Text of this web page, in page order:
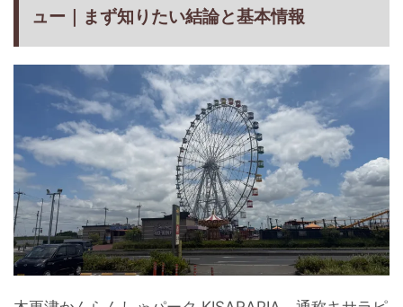
ュー｜まず知りたい結論と基本情報